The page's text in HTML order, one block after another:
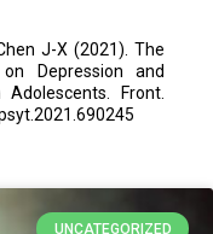
J-X (2021). The
Depression and
Front.
UNCATEGORIZED